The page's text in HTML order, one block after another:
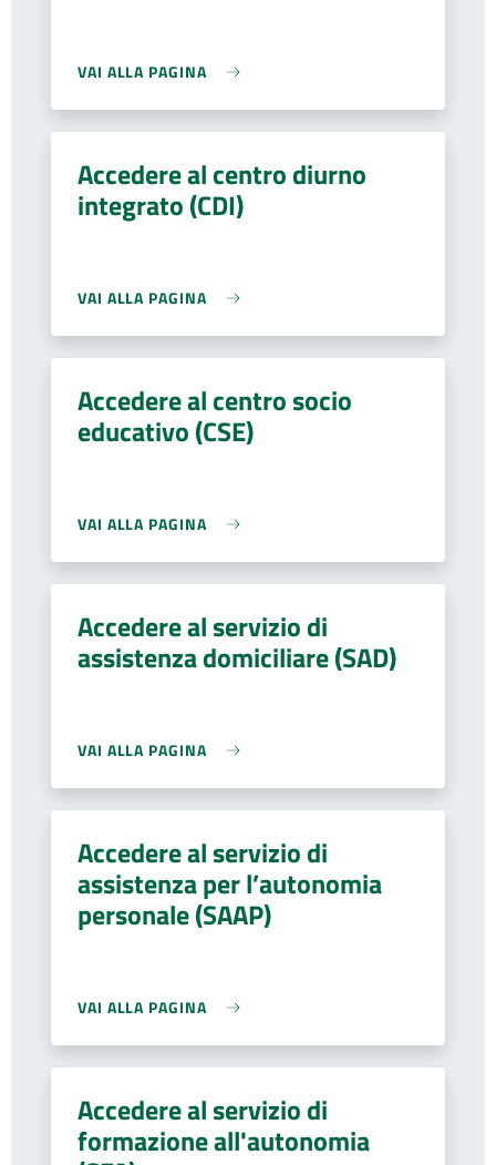
VAI ALLA PAGINA
Accedere al centro diurno
integrato (CDI)
VAI ALLA PAGINA
Accedere al centro socio
educativo (CSE)
VAI ALLA PAGINA
Accedere al servizio di
assistenza domiciliare (SAD)
VAI ALLA PAGINA
Accedere al servizio di
assistenza per l’autonomia
personale (SAAP)
VAI ALLA PAGINA
Accedere al servizio di
formazione all'autonomia